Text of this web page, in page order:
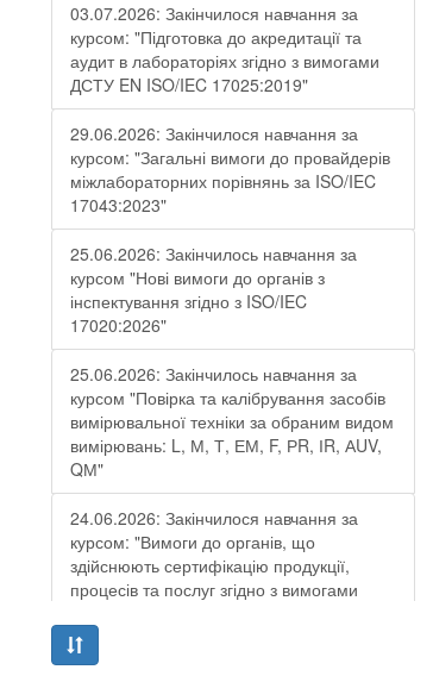
03.07.2026: Закінчилося навчання за
курсом: "Підготовка до акредитації та
аудит в лабораторіях згідно з вимогами
ДСТУ EN ISO/IEC 17025:2019"
29.06.2026: Закінчилося навчання за
курсом: "Загальні вимоги до провайдерів
міжлабораторних порівнянь за ISO/IEC
17043:2023"
25.06.2026: Закінчилось навчання за
курсом "Нові вимоги до органів з
інспектування згідно з ISO/IEC
17020:2026"
25.06.2026: Закінчилось навчання за
курсом "Повірка та калібрування засобів
вимірювальної техніки за обраним видом
вимірювань: L, М, Т, ЕМ, F, РR, ІR, АUV,
QМ"
24.06.2026: Закінчилося навчання за
курсом: "Вимоги до органів, що
здійснюють сертифікацію продукції,
процесів та послуг згідно з вимогами
19.06.2026: Закінчилося навчання за